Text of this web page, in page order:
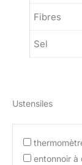
Fibres
Sel
Ustensiles
entonnoir à